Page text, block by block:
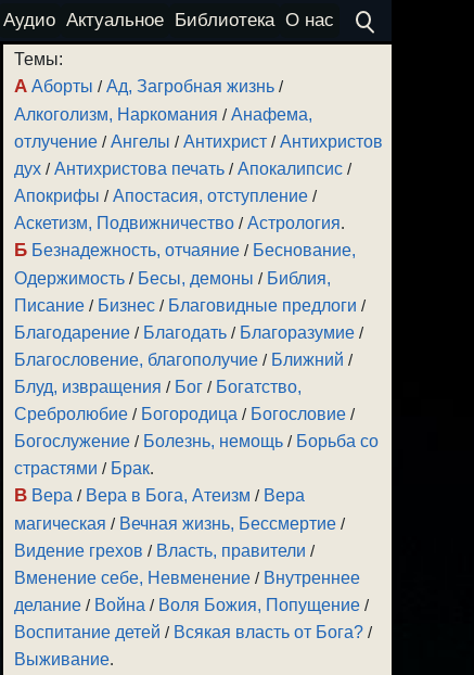
Аудио Актуальное Библиотека О нас
Темы:
А Аборты /Ад, Загробная жизнь /
Алкоголизм, Наркомания /Анафема,
отлучение /Ангелы /Антихрист /Антихристов
дух /Антихристова печать /Апокалипсис /
Апокрифы /Апостасия, отступление /
Аскетизм, Подвижничество /Астрология.
Б Безнадежность, отчаяние / Беснование,
Одержимость / Бесы, демоны / Библия,
Писание / Бизнес / Благовидные предлоги /
Благодарение / Благодать / Благоразумие /
Благословение, благополучие / Ближний /
Блуд, извращения / Бог / Богатство,
Сребролюбие / Богородица / Богословие /
Богослужение / Болезнь, немощь / Борьба со
страстями / Брак.
В Вера / Вера в Бога, Атеизм / Вера
магическая / Вечная жизнь, Бессмертие /
Видение грехов / Власть, правители /
Вменение себе, Невменение / Внутреннее
делание / Война / Воля Божия, Попущение /
Воспитание детей / Всякая власть от Бога? /
Выживание.